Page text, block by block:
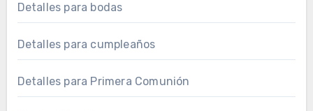
Detalles para bodas
Detalles para cumpleaños
Detalles para Primera Comunión